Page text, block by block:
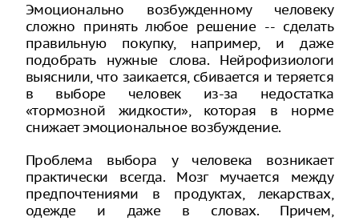
Эмоционально возбужденному человеку
сложно принять любое решение -- сделать
правильную покупку, например, и даже
подобрать нужные слова. Нейрофизиологи
выяснили, что заикается, сбивается и теряется
в выборе человек из-за недостатка
«тормозной жидкости», которая в норме
снижает эмоциональное возбуждение.
Проблема выбора у человека возникает
практически всегда. Мозг мучается между
предпочтениями в продуктах, лекарствах,
одежде и даже в словах. Причем,